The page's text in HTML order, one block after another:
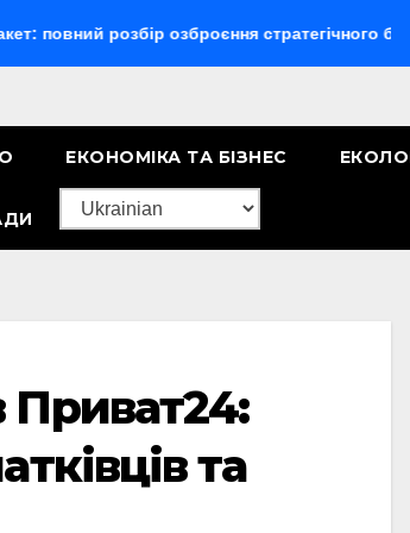
розбір озброєння стратегічного
ЕКОНОМІКА ТА БІЗНЕС
Приват24:
та